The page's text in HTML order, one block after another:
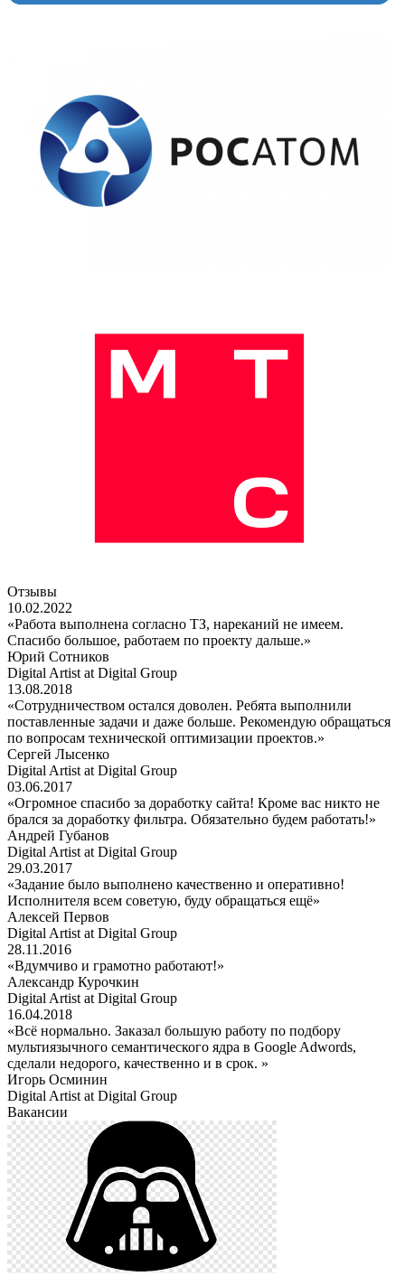
Отзывы
10.02.2022
«Работа выполнена согласно ТЗ, нареканий не имеем.
Спасибо большое, работаем по проекту дальше.»
Юрий Сотников
Digital Artist at Digital Group
13.08.2018
«Сотрудничеством остался доволен. Ребята выполнили
поставленные задачи и даже больше. Рекомендую обращаться
по вопросам технической оптимизации проектов.»
Сергей Лысенко
Digital Artist at Digital Group
03.06.2017
«Огромное спасибо за доработку сайта! Кроме вас никто не
брался за доработку фильтра. Обязательно будем работать!»
Андрей Губанов
Digital Artist at Digital Group
29.03.2017
«Задание было выполнено качественно и оперативно!
Исполнителя всем советую, буду обращаться ещё»
Алексей Первов
Digital Artist at Digital Group
28.11.2016
«Вдумчиво и грамотно работают!»
Александр Курочкин
Digital Artist at Digital Group
16.04.2018
«Всё нормально. Заказал большую работу по подбору
мультиязычного семантического ядра в Google Adwords,
сделали недорого, качественно и в срок. »
Игорь Осминин
Digital Artist at Digital Group
Вакансии